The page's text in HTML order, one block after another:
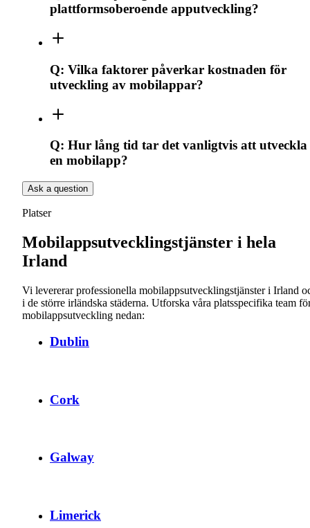
plattformsoberoende apputveckling?
Q: Vilka faktorer påverkar kostnaden för
utveckling av mobilappar?
Q: Hur lång tid tar det vanligtvis att utveckla
en mobilapp?
Ask a question
Platser
Mobilappsutvecklingstjänster i hela
Irland
Vi levererar professionella mobilappsutvecklingstjänster i Irland
i de större irländska städerna. Utforska våra platsspecifika team
mobilappsutveckling nedan:
Dublin
Cork
Galway
Limerick